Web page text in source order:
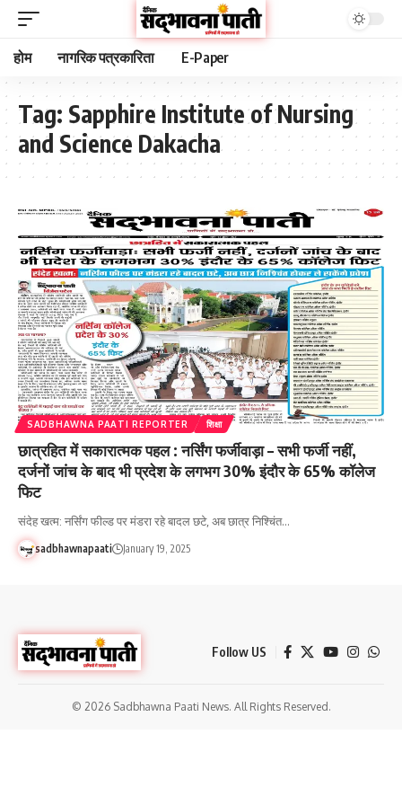
होम नागरिक पत्रकारिता E-Paper
Tag: Sapphire Institute of Nursing
and Science Dakacha
SADBHAWNA PAATI REPORTER शिक्षा
छात्रहित में सकारात्मक पहल : नर्सिंग फर्जीवाड़ा – सभी फर्जी नहीं,
दर्जनों जांच के बाद भी प्रदेश के लगभग 30% इंदौर के 65% कॉलेज
फिट
संदेह खत्म: नर्सिंग फील्ड पर मंडरा रहे बादल छटे, अब छात्र निश्चिंत…
sadbhawnapaati January 19, 2025
Follow US
© 2026 Sadbhawna Paati News. All Rights Reserved.